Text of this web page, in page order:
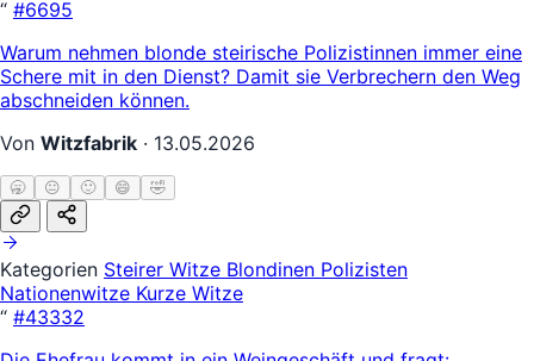
“ #6695
Warum nehmen blonde steirische Polizistinnen immer eine
Schere mit in den Dienst? Damit sie Verbrechern den Weg
abschneiden können.
Von Witzfabrik · 13.05.2026
🥱 😐 🙂 😄 🤣
Kategorien Steirer Witze Blondinen Polizisten
Nationenwitze Kurze Witze
“ #43332